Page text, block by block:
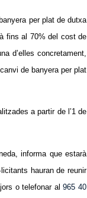
per plat de dutxa
fins al 70% del cost de
d’elles concretament,
de banyera per plat
a partir de l’1 de
informa que estarà
hauran de reunir
o telefonar al965 40